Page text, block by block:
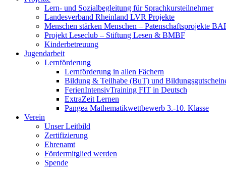
Lern- und Sozialbegleitung für Sprachkursteilnehmer
Landesverband Rheinland LVR Projekte
Menschen stärken Menschen – Patenschaftsprojekte
Projekt Leseclub – Stiftung Lesen & BMBF
Kinderbetreuung
Jugendarbeit
Lernförderung
Lernförderung in allen Fächern
Bildung & Teilhabe (BuT) und
FerienIntensivTraining FIT in Deutsch
ExtraZeit Lernen
Pangea Mathematikwettbewerb 3.-10. Klasse
Verein
Unser Leitbild
Zertifizierung
Ehrenamt
Fördermitglied werden
Spende